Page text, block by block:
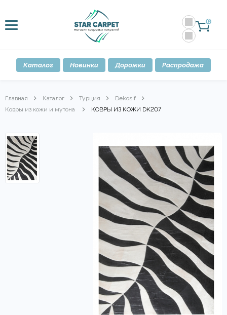
0
Каталог Новинки Дорожки Распродажа
Главная Каталог Турция
Dekosif
Ковры из кожи и мутона
КОВРЫ ИЗ КОЖИ DK207